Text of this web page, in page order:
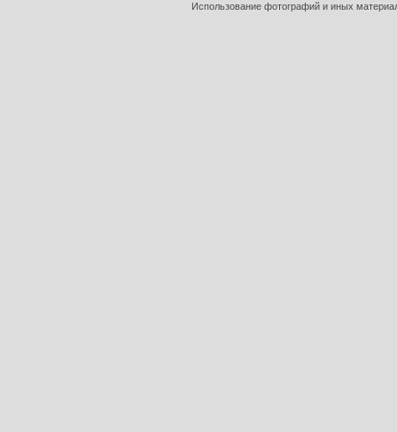
Использование фотографий и иных